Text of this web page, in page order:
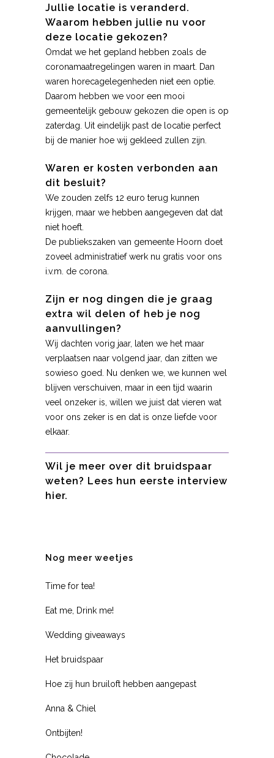
Jullie locatie is veranderd.
Waarom hebben jullie nu voor
deze locatie gekozen?
Omdat we het gepland hebben zoals de
coronamaatregelingen waren in maart. Dan
waren horecagelegenheden niet een optie.
Daarom hebben we voor een mooi
gemeentelijk gebouw gekozen die open is op
zaterdag. Uit eindelijk past de locatie perfect
bij de manier hoe wij gekleed zullen zijn.
Waren er kosten verbonden aan
dit besluit?
We zouden zelfs 12 euro terug kunnen
krijgen, maar we hebben aangegeven dat dat
niet hoeft.
De publiekszaken van gemeente Hoorn doet
zoveel administratief werk nu gratis voor ons
i.v.m. de corona.
Zijn er nog dingen die je graag
extra wil delen of heb je nog
aanvullingen?
Wij dachten vorig jaar, laten we het maar
verplaatsen naar volgend jaar, dan zitten we
sowieso goed. Nu denken we, we kunnen wel
blijven verschuiven, maar in een tijd waarin
veel onzeker is, willen we juist dat vieren wat
voor ons zeker is en dat is onze liefde voor
elkaar.
Wil je meer over dit bruidspaar
weten? Lees hun eerste interview
hier.
Nog meer weetjes
Time for tea!
Eat me, Drink me!
Wedding giveaways
Het bruidspaar
Hoe zij hun bruiloft hebben aangepast
Anna & Chiel
Ontbijten!